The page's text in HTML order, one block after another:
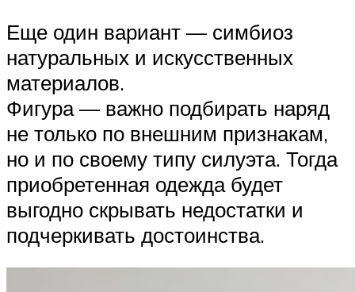
Еще один вариант — симбиоз
натуральных и искусственных
материалов.
Фигура — важно подбирать наряд
не только по внешним признакам,
но и по своему типу силуэта. Тогда
приобретенная одежда будет
выгодно скрывать недостатки и
подчеркивать достоинства.